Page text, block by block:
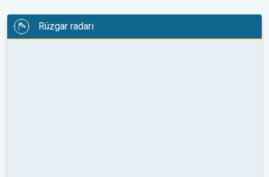
Rüzgar radarı